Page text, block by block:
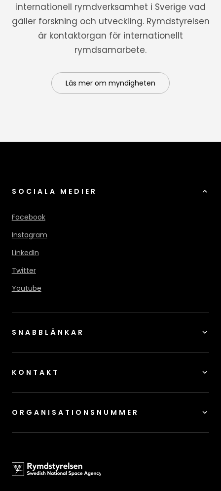
internationell rymdverksamhet i Sverige vad
gäller forskning och utveckling. Rymdstyrelsen
är kontaktorgan för internationellt
rymdsamarbete.
Läs mer om myndigheten
SOCIALA MEDIER
Facebook
Instagram
LinkedIn
Twitter
Youtube
SNABBLÄNKAR
KONTAKT
ORGANISATIONSNUMMER